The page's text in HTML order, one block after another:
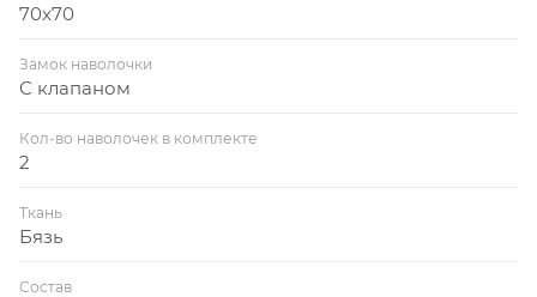
70x70
Замок наволочки
С клапаном
Кол-во наволочек в комплекте
2
Ткань
Бязь
Состав